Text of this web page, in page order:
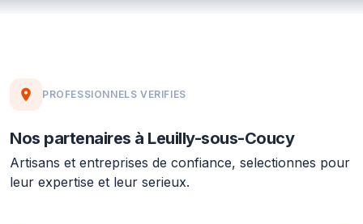
PROFESSIONNELS VERIFIES
Nos partenaires à Leuilly-sous-Coucy
Artisans et entreprises de confiance, selectionnes pour
leur expertise et leur serieux.